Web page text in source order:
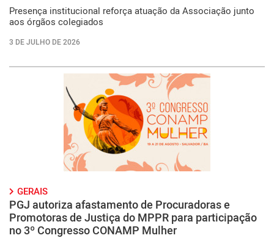
Presença institucional reforça atuação da Associação junto
aos órgãos colegiados
3 DE JULHO DE 2026
GERAIS
PGJ autoriza afastamento de Procuradoras e
Promotoras de Justiça do MPPR para participação
no 3º Congresso CONAMP Mulher